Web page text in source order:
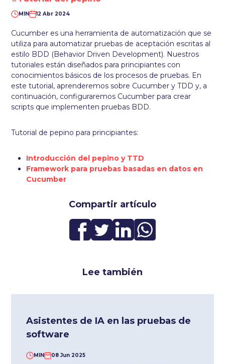
Compartir artículo
MIN 12 Abr 2024
Cucumber es una herramienta de automatización que se
utiliza para automatizar pruebas de aceptación escritas al
estilo BDD (Behavior Driven Development). Nuestros
tutoriales están diseñados para principiantes con
conocimientos básicos de los procesos de pruebas. En
este tutorial, aprenderemos sobre Cucumber y TDD y, a
continuación, configuraremos Cucumber para crear
scripts que implementen pruebas BDD.
Tutorial de pepino para principiantes:
Introducción del pepino y TTD
Framework para pruebas basadas en datos en
Cucumber
Lee también
Asistentes de IA en las pruebas de
software
MIN 08 Jun 2025